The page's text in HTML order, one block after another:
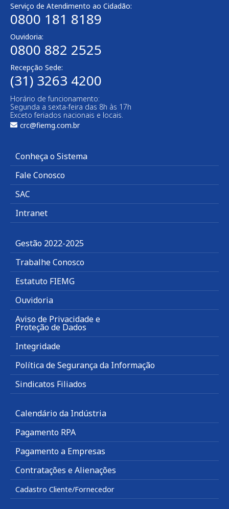
Serviço de Atendimento ao Cidadão:
0800 181 8189
Ouvidoria:
0800 882 2525
Recepção Sede:
(31) 3263 4200
Horário de funcionamento:
Segunda a sexta-feira das 8h às 17h
Exceto feriados nacionais e locais.
crc@fiemg.com.br
Conheça o Sistema
Fale Conosco
SAC
Intranet
Gestão 2022-2025
Trabalhe Conosco
Estatuto FIEMG
Ouvidoria
Aviso de Privacidade e
Proteção de Dados
Integridade
Política de Segurança da Informação
Sindicatos Filiados
Calendário da Indústria
Pagamento RPA
Pagamento a Empresas
Contratações e Alienações
Cadastro Cliente/Fornecedor